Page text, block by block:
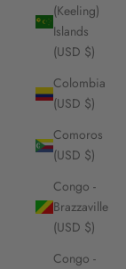
(Keeling)
Islands
(USD $)
Colombia
(USD $)
Comoros
(USD $)
Congo -
Brazzaville
(USD $)
Congo -